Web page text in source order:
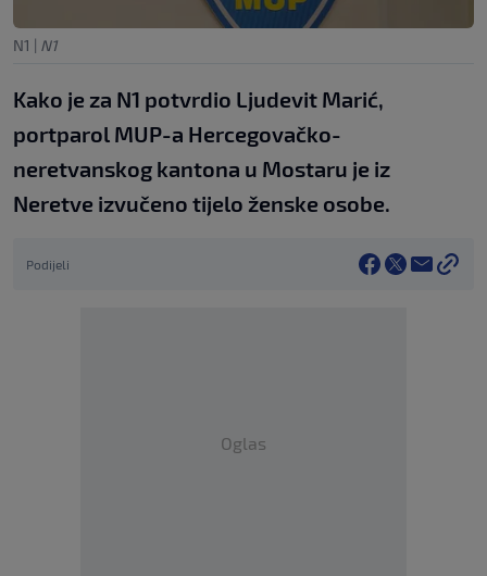
N1 | N1
Kako je za N1 potvrdio Ljudevit Marić,
portparol MUP-a Hercegovačko-
neretvanskog kantona u Mostaru je iz
Neretve izvučeno tijelo ženske osobe.
Podijeli
Oglas